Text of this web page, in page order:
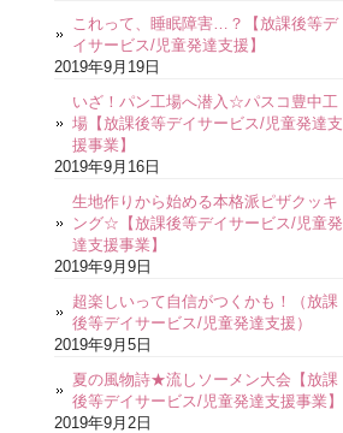
これって、睡眠障害…？【放課後等デ
イサービス/児童発達支援】
2019年9月19日
いざ！パン工場へ潜入☆パスコ豊中工
場【放課後等デイサービス/児童発達支
援事業】
2019年9月16日
生地作りから始める本格派ピザクッキ
ング☆【放課後等デイサービス/児童発
達支援事業】
2019年9月9日
超楽しいって自信がつくかも！（放課
後等デイサービス/児童発達支援）
2019年9月5日
夏の風物詩★流しソーメン大会【放課
後等デイサービス/児童発達支援事業】
2019年9月2日